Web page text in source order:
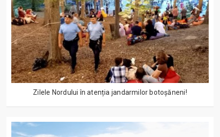
Zilele Nordului în atenția jandarmilor botoșăneni!